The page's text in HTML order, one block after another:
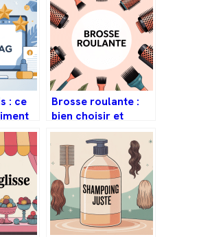
: ce
Brosse roulante :
bien choisir et
utiliser cet
accessoire de
coiffure